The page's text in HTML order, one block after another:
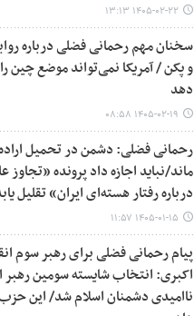
۱۴۰۵-۰۲-۲۲ ۱۳:۱۳
سخنان مهم رحمانی فضلی درباره
و پکن / آمریکا نمی‌تواند موضع چین را
دهد
۱۴۰۵-۰۲-۱۹ ۰۸:۵۸
رحمانی فضلی: دشمن در تحمیل
ماند/نباید اجازه داد پرونده «تجاوز
درباره رفتار هسته‌ای ایران» تقلیل
۱۴۰۵-۰۱-۱۵ ۱۱:۵۷
پیام رحمانی فضلی برای رهبر سوم
اکبری: انتخاب شایسته سومین رهبر
ناامیدی دشمنان اسلام شد/ این